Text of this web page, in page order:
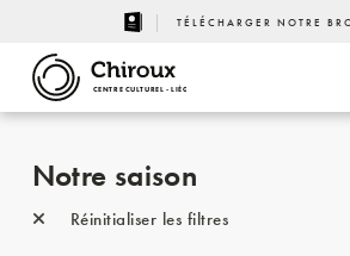
TÉLÉCHARGER NOTRE
CENTRE CULTUREL - LIÈGE
Notre saison
Réinitialiser les filtres